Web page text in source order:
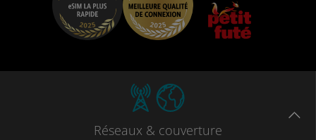
Réseaux & couverture